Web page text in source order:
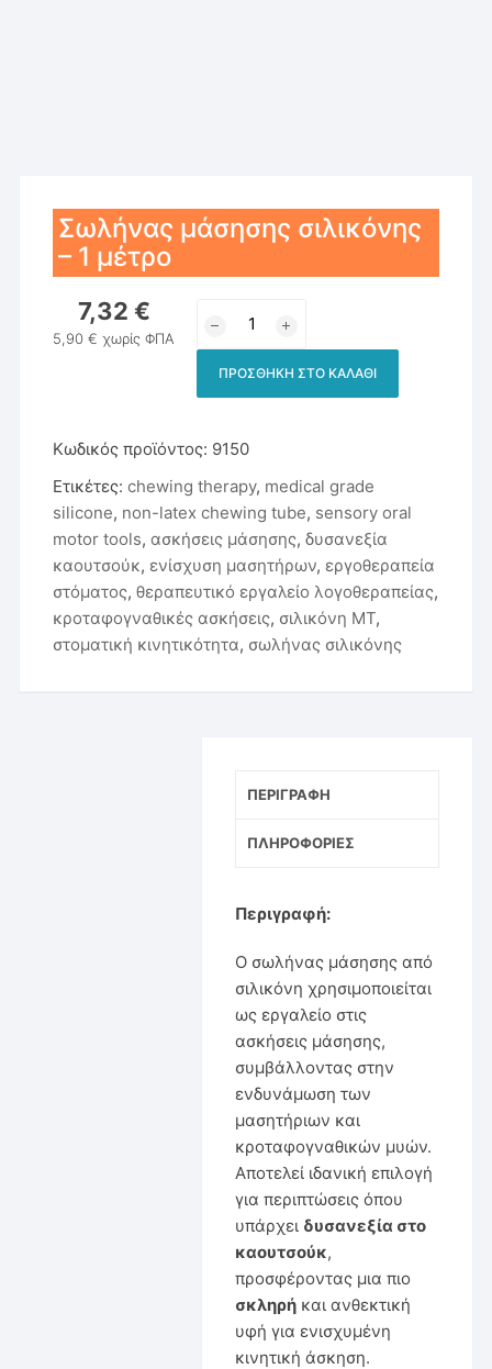
Σωλήνας μάσησης σιλικόνης
– 1 μέτρο
7,32 €
5,90€ χωρίς ΦΠΑ
μάσησης
μέτρο
ΠΡΟΣΘΉΚΗ ΣΤΟ ΚΑΛΆΘΙ
Κωδικός προϊόντος: 9150
Ετικέτες:chewing therapy, medical grade
silicone, non-latex chewing tube, sensory oral
motor tools,ασκήσεις μάσησης,δυσανεξία
καουτσούκ, ενίσχυση μασητήρων, εργοθεραπεία
στόματος,θεραπευτικό εργαλείο λογοθεραπείας,
κροταφογναθικές ασκήσεις, σιλικόνη ΜΤ,
στοματική κινητικότητα, σωλήνας σιλικόνης
ΠΕΡΙΓΡΑΦΉ
ΠΛΗΡΟΦΟΡΊΕΣ
Περιγραφή:
Ο σωλήνας μάσησης από
σιλικόνη χρησιμοποιείται
ως εργαλείο στις
ασκήσεις μάσησης,
συμβάλλοντας στην
ενδυνάμωση των
μασητήριων και
κροταφογναθικών μυών.
Αποτελεί ιδανική επιλογή
για περιπτώσεις όπου
υπάρχει δυσανεξία στο
καουτσούκ,
προσφέροντας μια πιο
σκληρήκαι ανθεκτική
υφή για ενισχυμένη
κινητική άσκηση.